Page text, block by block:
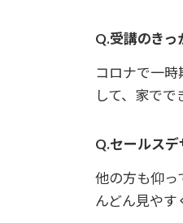
Q.受講のきっ
コロナで一
して、家でで
Q.セールス
他の方も仰っ
んどん見やす